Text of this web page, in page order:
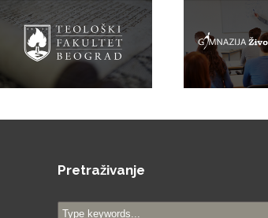
Pretraživanje